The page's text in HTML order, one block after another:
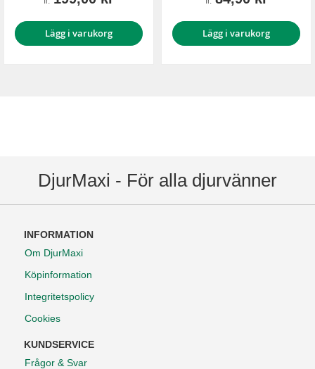
Lägg i varukorg Lägg i varukorg
DjurMaxi - För alla djurvänner
INFORMATION
Om DjurMaxi
Köpinformation
Integritetspolicy
Cookies
KUNDSERVICE
Frågor & Svar